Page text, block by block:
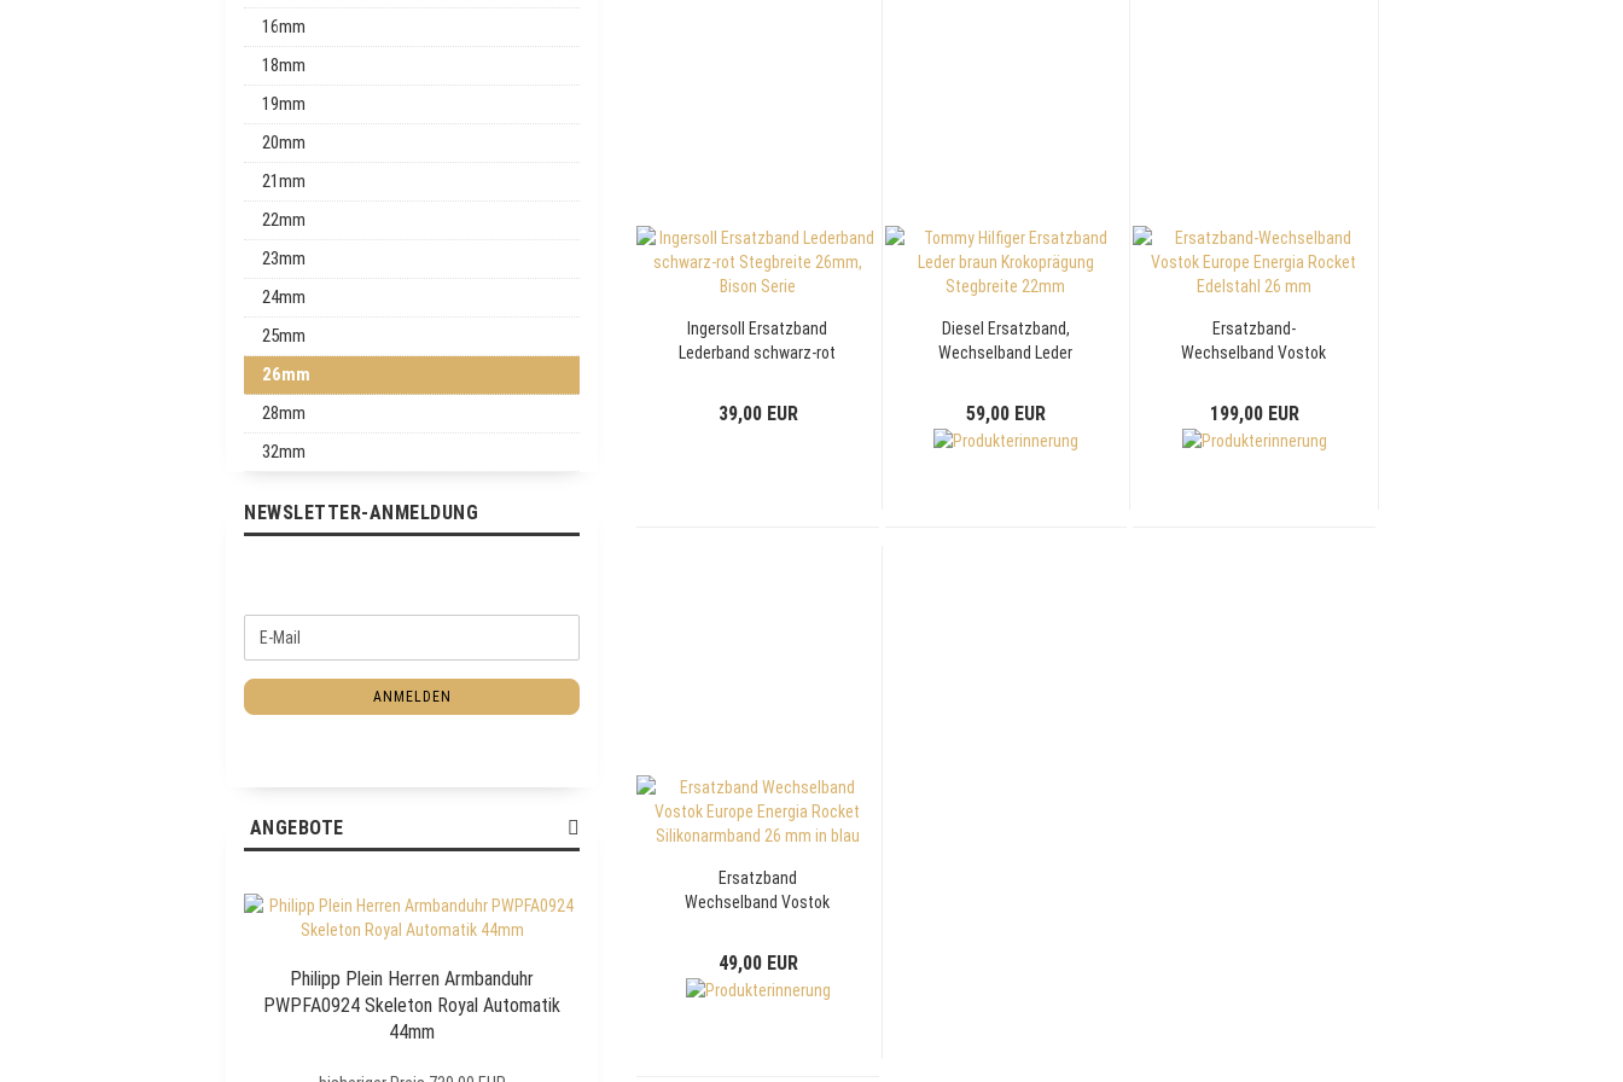
Ingersoll Ersatzband
Lederband schwarz-rot
39,00 EUR
Diesel Ersatzband,
Wechselband Leder
59,00 EUR
Ersatzband-
Wechselband Vostok
199,00 EUR
Ersatzband
Wechselband Vostok
in blau
49,00 EUR
16mm
18mm
19mm
20mm
21mm
22mm
23mm
24mm
25mm
26mm
28mm
32mm
NEWSLETTER-ANMELDUNG
W
S
E
-
ANMELDEN
ANGEBOTE
Philipp Plein Herren Armbanduhr
PWPFA0924 Skeleton Royal Automatik
44mm